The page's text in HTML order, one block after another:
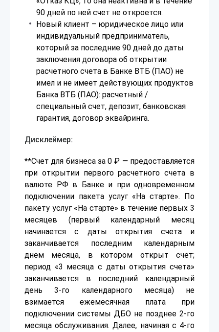
90 дней по ней счет не откроется.
Новый клиент – юридическое лицо или
индивидуальный предприниматель,
который за последние 90 дней до даты
заключения договора об открытии
расчетного счета в Банке ВТБ (ПАО) не
имел и не имеет действующих продуктов
Банка ВТБ (ПАО): расчетный /
специальный счет, депозит, банковская
гарантия, договор эквайринга.
Дисклеймер:
**Счет для бизнеса за 0 ₽ — предоставляется
при открытии первого расчетного счета в
валюте РФ в Банке и при одновременном
подключении пакета услуг «На старте». По
пакету услуг «На старте» в течение первых 3
месяцев (первый календарный месяц
начинается с даты открытия счета и
заканчивается последним календарным
днем месяца, в котором открыт счет;
период «3 месяца с даты открытия счета»
заканчивается в последний календарный
день 3-го календарного месяца) не
взимается ежемесячная плата при
подключении системы ДБО не позднее 2-го
месяца обслуживания. Далее, начиная с 4-го